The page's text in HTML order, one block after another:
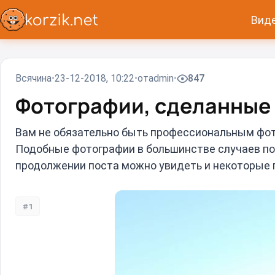
Всячина 23-12-2018, 10:22 отadmin 847
Фотографии,
Вам не обязательно быть профессиональным
Подобные фотографии в большинстве случаев
продолжении поста можно увидеть и
#1